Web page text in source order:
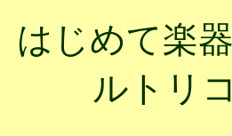
はじめて楽
ルトリ